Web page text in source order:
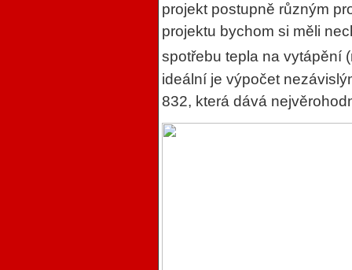
projekt postupně různým
projektu bychom si měli
spotřebu tepla na vytápění
ideální je výpočet
832, která dává